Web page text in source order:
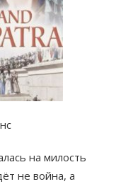
на милость
не война, а